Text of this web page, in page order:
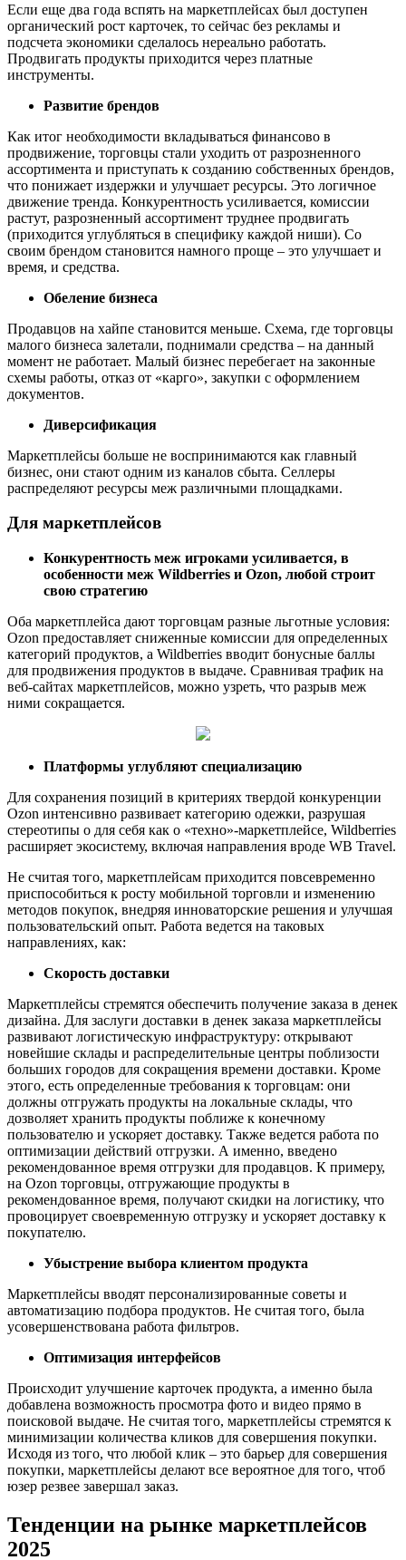
Если еще два года вспять на маркетплейсах был доступен
органический рост карточек, то сейчас без рекламы и
подсчета экономики сделалось нереально работать.
Продвигать продукты приходится через платные
инструменты.
Развитие брендов
Как итог необходимости вкладываться финансово в
продвижение, торговцы стали уходить от разрозненного
ассортимента и приступать к созданию собственных брендов,
что понижает издержки и улучшает ресурсы. Это логичное
движение тренда. Конкурентность усиливается, комиссии
растут, разрозненный ассортимент труднее продвигать
(приходится углубляться в специфику каждой ниши). Со
своим брендом становится намного проще – это улучшает и
время, и средства.
Обеление бизнеса
Продавцов на хайпе становится меньше. Схема, где торговцы
малого бизнеса залетали, поднимали средства – на данный
момент не работает. Малый бизнес перебегает на законные
схемы работы, отказ от «карго», закупки с оформлением
документов.
Диверсификация
Маркетплейсы больше не воспринимаются как главный
бизнес, они стают одним из каналов сбыта. Селлеры
распределяют ресурсы меж различными площадками.
Для маркетплейсов
Конкурентность меж игроками усиливается, в
особенности меж Wildberries и Ozon, любой строит
свою стратегию
Оба маркетплейса дают торговцам разные льготные условия:
Ozon предоставляет сниженные комиссии для определенных
категорий продуктов, а Wildberries вводит бонусные баллы
для продвижения продуктов в выдаче. Сравнивая трафик на
веб-сайтах маркетплейсов, можно узреть, что разрыв меж
ними сокращается.
Платформы углубляют специализацию
Для сохранения позиций в критериях твердой конкуренции
Ozon интенсивно развивает категорию одежки, разрушая
стереотипы о для себя как о «техно»-маркетплейсе, Wildberries
расширяет экосистему, включая направления вроде WB Travel.
Не считая того, маркетплейсам приходится повсевременно
приспособиться к росту мобильной торговли и изменению
методов покупок, внедряя инноваторские решения и улучшая
пользовательский опыт. Работа ведется на таковых
направлениях, как:
Скорость доставки
Маркетплейсы стремятся обеспечить получение заказа в денек
дизайна. Для заслуги доставки в денек заказа маркетплейсы
развивают логистическую инфраструктуру: открывают
новейшие склады и распределительные центры поблизости
больших городов для сокращения времени доставки. Кроме
этого, есть определенные требования к торговцам: они
должны отгружать продукты на локальные склады, что
дозволяет хранить продукты поближе к конечному
пользователю и ускоряет доставку. Также ведется работа по
оптимизации действий отгрузки. А именно, введено
рекомендованное время отгрузки для продавцов. К примеру,
на Ozon торговцы, отгружающие продукты в
рекомендованное время, получают скидки на логистику, что
провоцирует своевременную отгрузку и ускоряет доставку к
покупателю.
Убыстрение выбора клиентом продукта
Маркетплейсы вводят персонализированные советы и
автоматизацию подбора продуктов. Не считая того, была
усовершенствована работа фильтров.
Оптимизация интерфейсов
Происходит улучшение карточек продукта, а именно была
добавлена возможность просмотра фото и видео прямо в
поисковой выдаче. Не считая того, маркетплейсы стремятся к
минимизации количества кликов для совершения покупки.
Исходя из того, что любой клик – это барьер для совершения
покупки, маркетплейсы делают все вероятное для того, чтоб
юзер резвее завершал заказ.
Тенденции на рынке маркетплейсов
2025